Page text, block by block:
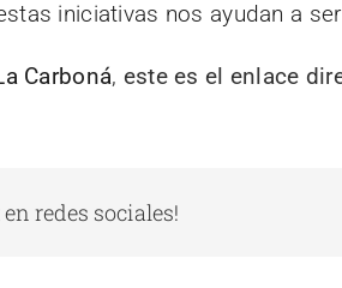
iniciativas nos ayudan a
Carboná, este es el enlace
redes sociales!